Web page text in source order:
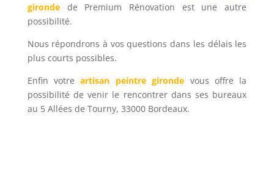
girondede Premium Rénovation est une autre
possibilité.
Nous répondrons à vos questions dans les délais les
plus courts possibles.
Enfin votreartisan peintre gironde vous offre la
possibilité de venir le rencontrer dans ses bureaux
au 5 Allées de Tourny, 33000 Bordeaux.